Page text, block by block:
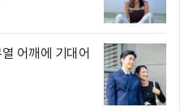
어깨에 기대어